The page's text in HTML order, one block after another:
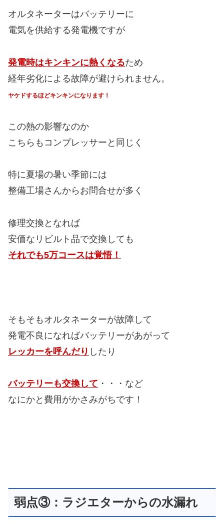
オルタネーターはバッテリーに
電気を供給する発電機ですが
発電時はキンキンに熱くなるため
経年劣化による故障が避けられません。
ヤケドするほどキンキンになります！
この熱の影響なのか
こちらもコンプレッサーと同じく
特に夏場の暑い季節には
整備工場さんからお問合せが多く
修理交換となれば
安価なリビルト品で交換しても
それでも5万コースは覚悟！
そもそもオルタネーターが故障して
発電不良になればバッテリーがあがって
レッカーを呼んだり したり
バッテリーも交換して ・・・など
なにかと費用がかさみがちです！
弱点③：ラジエターからの水漏れ